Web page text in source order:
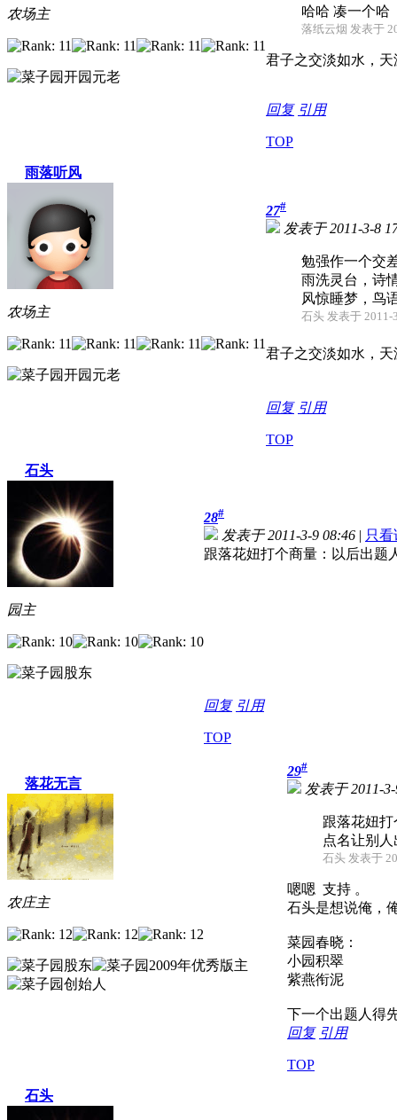
农场主 哈哈 凑一个哈
落纸云烟 发表于
君子之交淡如水，
回复 引用
TOP
雨落听风
农场主
27#
发表于 2011-3-8
勉强作一个交
雨洗灵台，诗
风惊睡梦，鸟
石头 发表于 2011-
君子之交淡如水，
回复 引用
TOP
石头
园主
28#
发表于 2011-3-9 08:46 | 只
跟落花妞打个商量：以后出题
回复 引用
TOP
落花无言
农庄主
29#
发表于 2011-
跟落花妞
点名让别
石头 发表于
嗯嗯 支持 。
石头是想说俺，
菜园春晓：
小园积翠
紫燕衔泥
下一个出题人得
回复 引用
TOP
石头